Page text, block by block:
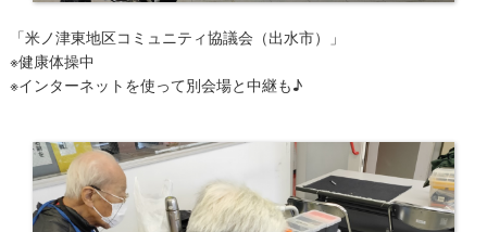
「米ノ津東地区コミュニティ協議会（出水市）」
※健康体操中
※インターネットを使って別会場と中継も♪